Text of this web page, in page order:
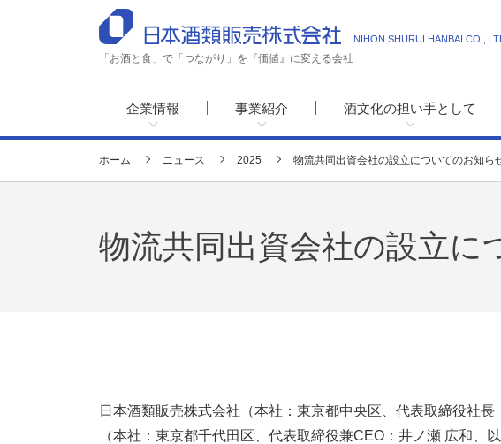
NIHON SHURUI HANBAI CO.,
「お酒と食」で「つながり」を『価値』に変える会社
企業情報 事業紹介 酒文化の担い手として
ホーム ニュース 2025 物流共同出資会社の設立についてのお知ら
物流共同出資会社の設立に
日本酒類販売株式会社（本社：東京都中央区、代表取締役社
（本社：東京都千代田区、代表取締役兼CEO：井ノ瀬 広和、